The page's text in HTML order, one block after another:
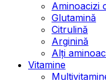
Aminoacizi
Glutamină
Citrulină
Arginină
Alți
Vitamine